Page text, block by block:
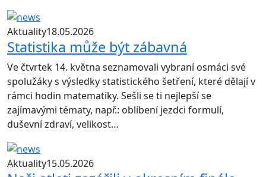
Aktuality18.05.2026
Statistika může být zábavná
Ve čtvrtek 14. května seznamovali vybraní osmáci své
spolužáky s výsledky statistického šetření, které dělají v
rámci hodin matematiky. Sešli se ti nejlepší se
zajímavými tématy, např.: oblíbení jezdci formulí,
duševní zdraví, velikost…
Aktuality15.05.2026